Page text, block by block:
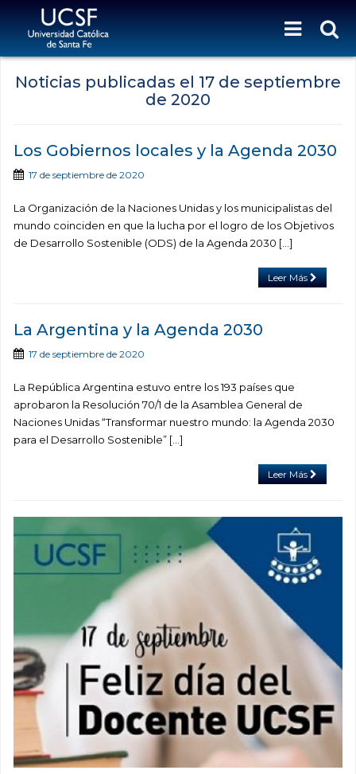
Noticias publicadas el 17 de septiembre
de 2020
Los Gobiernos locales y la Agenda 2030
17 de septiembre de 2020
La Organización de la Naciones Unidas y los municipalistas del
mundo coinciden en que la lucha por el logro de los Objetivos
de Desarrollo Sostenible (ODS) de la Agenda 2030 […]
Leer Más
La Argentina y la Agenda 2030
17 de septiembre de 2020
La República Argentina estuvo entre los 193 países que
aprobaron la Resolución 70/1 de la Asamblea General de
Naciones Unidas “Transformar nuestro mundo: la Agenda 2030
para el Desarrollo Sostenible” […]
Leer Más